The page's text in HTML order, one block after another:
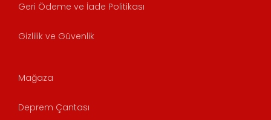
Geri Ödeme ve İade Politikası
Gizlilik ve Güvenlik
Mağaza
Deprem Çantası